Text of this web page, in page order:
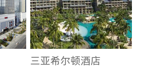
三亚希尔顿酒店